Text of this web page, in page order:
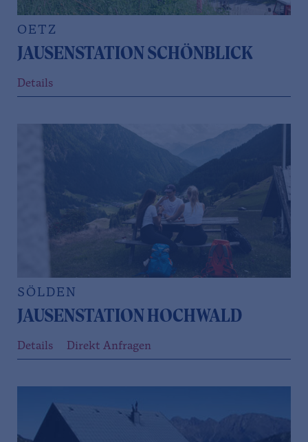
OETZ
JAUSENSTATION SCHÖNBLICK
Details
SÖLDEN
JAUSENSTATION HOCHWALD
Details Direkt Anfragen